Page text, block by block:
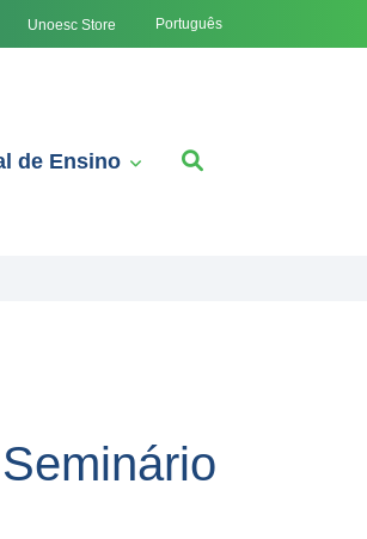
Unoesc Store Português
de Ensino